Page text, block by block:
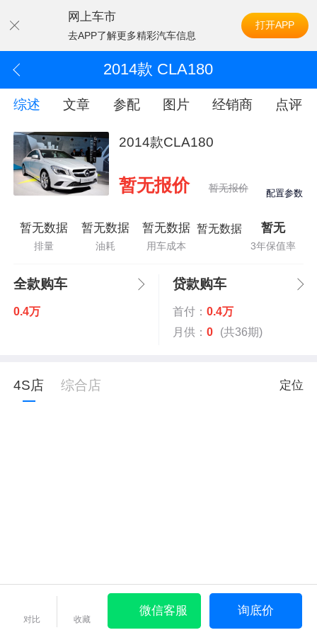
网上车市
去APP了解更多精彩汽车信息
打开APP
2014款 CLA180
综述 文章 参配 图片 经销商 点评
2014款CLA180
暂无报价 暂无报价 配置参数
暂无数据
排量
暂无数据
油耗
暂无数据
用车成本
暂无数据 暂无
3年保值率
全款购车
0.4万
贷款购车
首付： 0.4万
月供： 0 (共36期)
4S店 综合店 定位
对比 收藏
微信客服 询底价